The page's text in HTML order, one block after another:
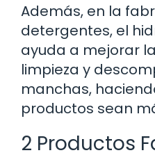
Además, en la
detergentes, el
ayuda a mejorar
limpieza y
manchas,
productos sean
2 Productos